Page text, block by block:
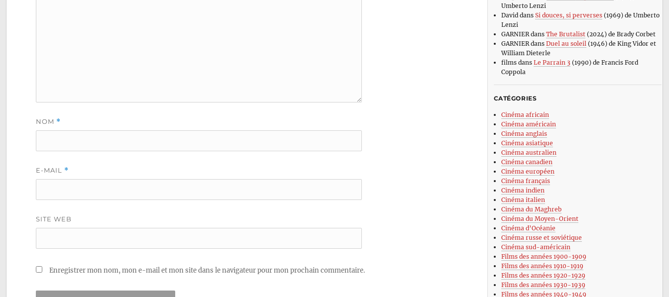
NOM *
E-MAIL *
SITE WEB
Enregistrer mon nom, mon e-mail et mon site dans le navigateur pour mon prochain commentaire.
Umberto Lenzi
David dans Si douces, si perverses(1969) de Umberto
Lenzi
GARNIERdans The Brutalist(2024) de Brady Corbet
GARNIERdans Duel au soleil (1946) de King Vidor et
William Dieterle
filmsdans Le Parrain 3 (1990) de Francis Ford
Coppola
CATÉGORIES
Cinéma africain
Cinéma américain
Cinéma anglais
Cinéma asiatique
Cinéma australien
Cinéma canadien
Cinéma européen
Cinéma français
Cinéma indien
Cinéma italien
Cinéma du Maghreb
Cinéma du Moyen-Orient
Cinéma d’Océanie
Cinéma russe et soviétique
Cinéma sud-américain
Films des années 1900-1909
Films des années 1910-1919
Films des années 1920-1929
Films des années 1930-1939
Films des années 1940-1949